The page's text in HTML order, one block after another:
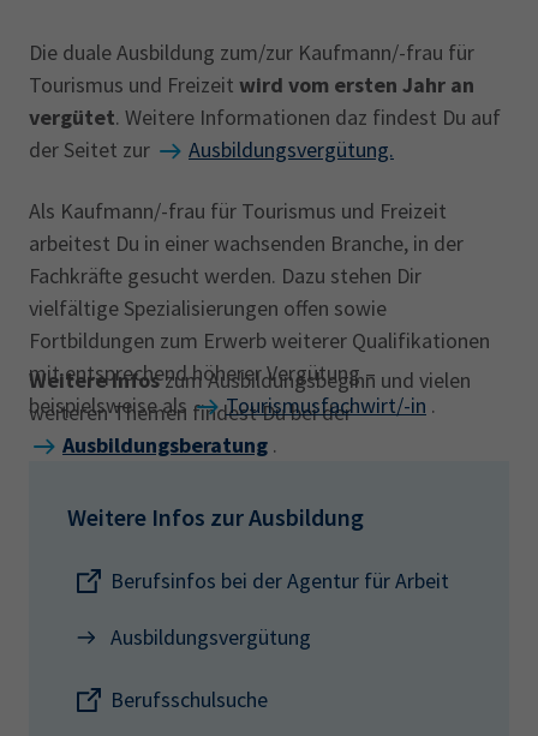
Die duale Ausbildung zum/zur Kaufmann/-frau für
Tourismus und Freizeit wird vom ersten Jahr an
vergütet. Weitere Informationen daz findest Du auf
der Seitet zur
Ausbildungsvergütung.
Als Kaufmann/-frau für Tourismus und Freizeit
arbeitest Du in einer wachsenden Branche, in der
Fachkräfte gesucht werden. Dazu stehen Dir
vielfältige Spezialisierungen offen sowie
Fortbildungen zum Erwerb weiterer Qualifikationen
mit entsprechend höherer Vergütung –
beispielsweise als
Tourismusfachwirt/-in .
Weitere Infoszum Ausbildungsbeginn und vielen
weiteren Themen findest Du bei der
Ausbildungsberatung .
Weitere Infos zur Ausbildung
Berufsinfos bei der Agentur für Arbeit
Ausbildungsvergütung
Berufsschulsuche